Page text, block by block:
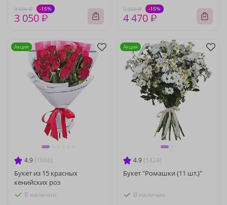
3 590 ₽ -15%
3 050 ₽
5 260 ₽ -15%
4 470 ₽
4.9 (1666)
Букет из 15 красных
кенийских роз
В наличии
Акция
4.9 (1424)
Букет "Ромашки (11 шт.)"
В наличии
Акция